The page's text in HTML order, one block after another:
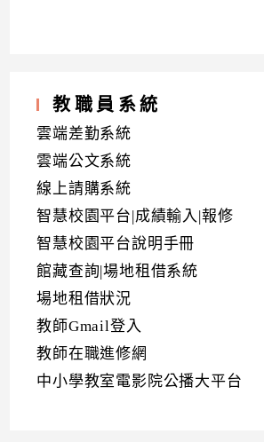
教職員系統
雲端差勤系統
雲端公文系統
線上請購系統
智慧校園平台|成績輸入|報修
智慧校園平台說明手冊
館藏查詢|場地租借系統
場地租借狀況
教師Gmail登入
教師在職進修網
中小學教室電影院公播大平台